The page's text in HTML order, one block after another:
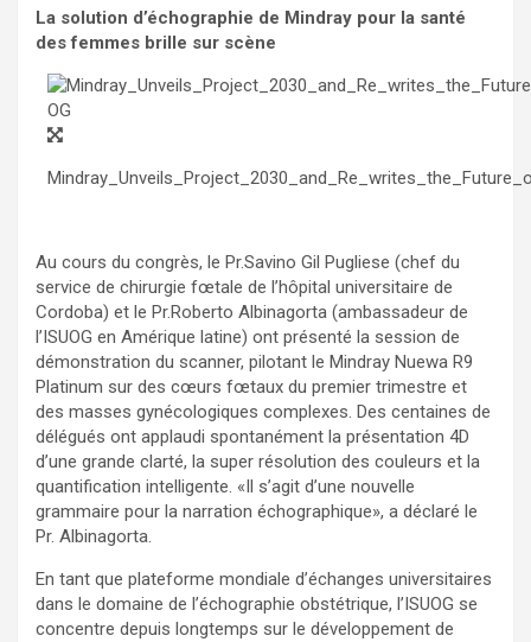
La solution d’échographie de Mindray pour la santé
des femmes brille sur scène
Au cours du congrès, le Pr.Savino Gil Pugliese (chef du
service de chirurgie fœtale de l’hôpital universitaire de
Cordoba) et le Pr.Roberto Albinagorta (ambassadeur de
l’ISUOG en Amérique latine) ont présenté la session de
démonstration du scanner, pilotant le Mindray Nuewa R9
Platinum sur des cœurs fœtaux du premier trimestre et
des masses gynécologiques complexes. Des centaines de
délégués ont applaudi spontanément la présentation 4D
d’une grande clarté, la super résolution des couleurs et la
quantification intelligente. «Il s’agit d’une nouvelle
grammaire pour la narration échographique», a déclaré le
Pr. Albinagorta.
En tant que plateforme mondiale d’échanges universitaires
dans le domaine de l’échographie obstétrique, l’ISUOG se
concentre depuis longtemps sur le développement de